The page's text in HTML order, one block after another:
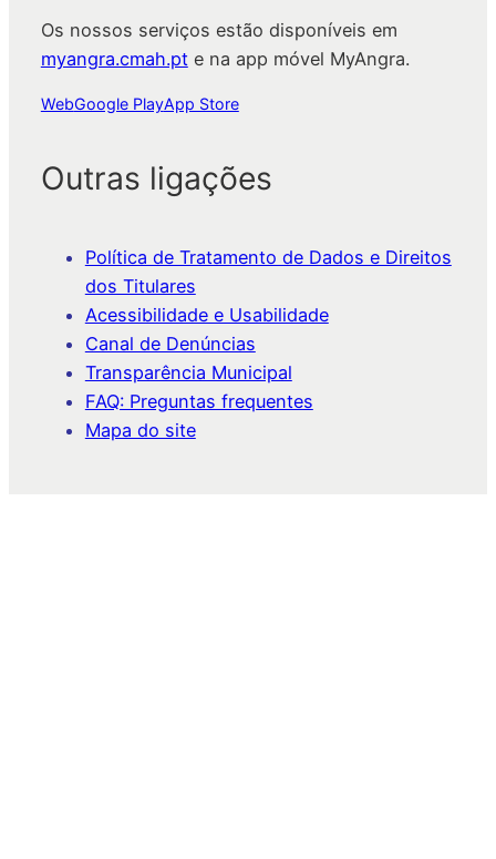
Os nossos serviços estão disponíveis em
myangra.cmah.pte na app móvel MyAngra.
WebGoogle PlayApp Store
Outras ligações
Política de Tratamento de Dados e Direitos
dos Titulares
Acessibilidade e Usabilidade
Canal de Denúncias
Transparência Municipal
FAQ: Preguntas frequentes
Mapa do site